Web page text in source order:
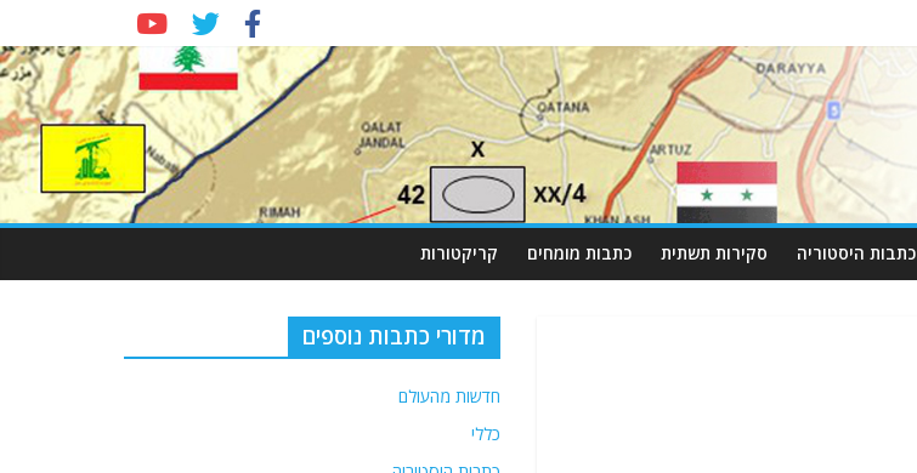
כתבות היסטוריה סקירות תשתית כתבות מומחים קריקטורות
מדורי כתבות נוספים
חדשות מהעולם
כללי